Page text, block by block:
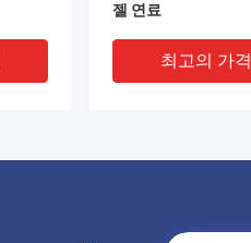
젤 연료
최고의 가격